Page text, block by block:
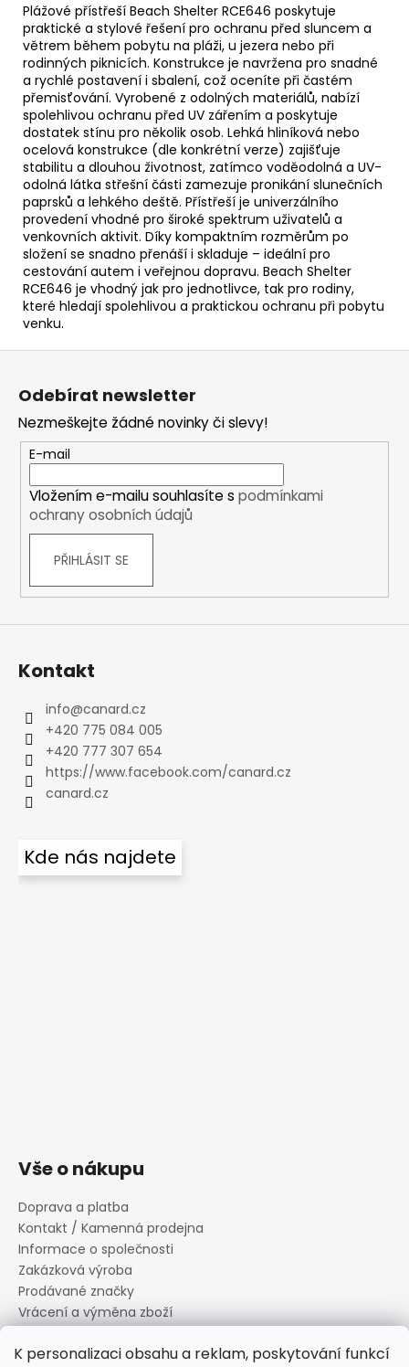
K personalizaci obsahu a reklam, poskytování funkcí
Plážové přístřeší Beach Shelter RCE646 poskytuje
praktické a stylové řešení pro ochranu před sluncem a
větrem během pobytu na pláži, u jezera nebo při
rodinných piknicích. Konstrukce je navržena pro snadné
a rychlé postavení i sbalení, což oceníte při častém
přemisťování. Vyrobené z odolných materiálů, nabízí
spolehlivou ochranu před UV zářením a poskytuje
dostatek stínu pro několik osob. Lehká hliníková nebo
ocelová konstrukce (dle konkrétní verze) zajišťuje
stabilitu a dlouhou životnost, zatímco voděodolná a UV-
odolná látka střešní části zamezuje pronikání slunečních
paprsků a lehkého deště. Přístřeší je univerzálního
provedení vhodné pro široké spektrum uživatelů a
venkovních aktivit. Díky kompaktním rozměrům po
složení se snadno přenáší i skladuje – ideální pro
cestování autem i veřejnou dopravu. Beach Shelter
RCE646 je vhodný jak pro jednotlivce, tak pro rodiny,
které hledají spolehlivou a praktickou ochranu při pobytu
venku.
Z
Odebírat newsletter
Nezmeškejte žádné novinky či slevy!
E-mail
Vložením e-mailu souhlasíte s podmínkami
ochrany osobních údajů
PŘIHLÁSIT SE
Kontakt
info@canard.cz
+420 775 084 005
+420 777 307 654
https://www.facebook.com/canard.cz
canard.cz
Kde nás najdete
Vše o nákupu
Doprava a platba
Kontakt / Kamenná prodejna
Informace o společnosti
Zakázková výroba
Prodávané značky
Vrácení a výměna zboží
Informace o souborech cookies